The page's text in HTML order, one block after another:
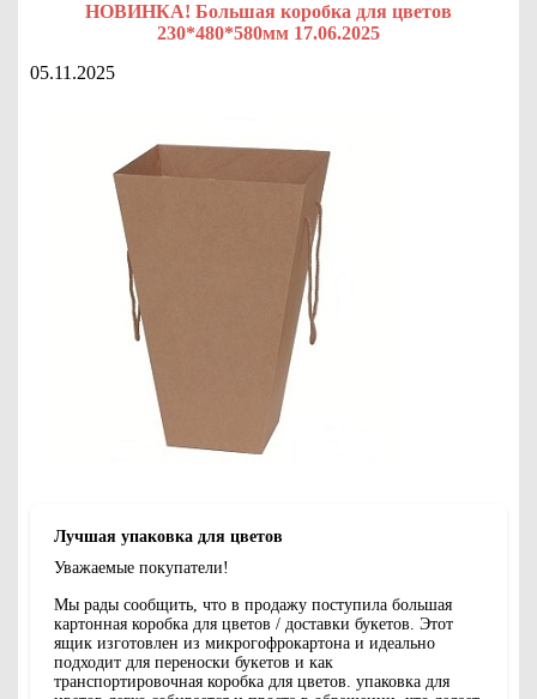
НОВИНКА! Большая коробка для цветов
230*480*580мм 17.06.2025
05.11.2025
Лучшая упаковка для цветов
Уважаемые покупатели!
Мы рады сообщить, что в продажу поступила большая
картонная коробка для цветов / доставки букетов. Этот
ящик изготовлен из микрогофрокартона и идеально
подходит для переноски букетов и как
транспортировочная коробка для цветов. упаковка для